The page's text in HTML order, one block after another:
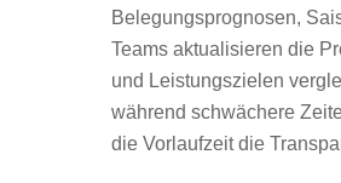
Belegungsprognosen,
Teams aktualisieren die
und Leistungszielen
während schwächere
die Vorlaufzeit die